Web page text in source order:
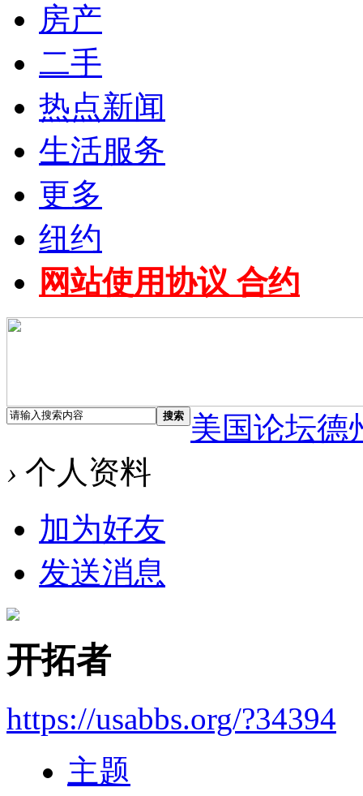
房产
二手
热点新闻
生活服务
更多
纽约
网站使用协议 合约
搜索
美国论坛德
› 个人资料
加为好友
发送消息
开拓者
https://usabbs.org/?34394
主题